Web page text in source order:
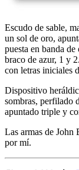
Escudo de sable,
un sol de oro,
puesta en banda
braco de azur, 1 y
con letras iniciales
Dispositivo
sombras, perfilado
apuntado triple y
Las armas de John
por mí.